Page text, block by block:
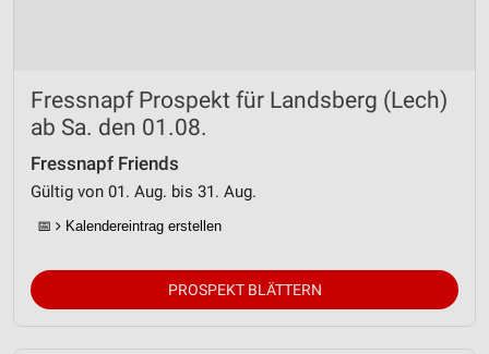
Fressnapf Prospekt für Landsberg (Lech)
ab Sa. den 01.08.
Fressnapf Friends
Gültig von 01. Aug. bis 31. Aug.
📅 Kalendereintrag erstellen
PROSPEKT BLÄTTERN